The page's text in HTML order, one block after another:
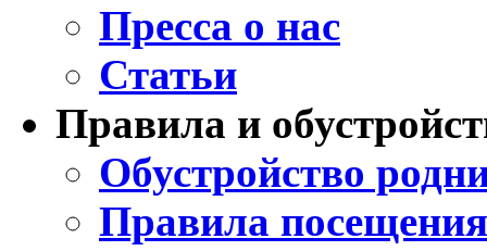
Пресса о нас
Статьи
Правила и
Обустройство
Правила